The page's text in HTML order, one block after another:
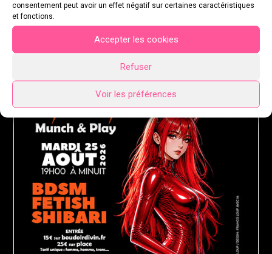
consentement peut avoir un effet négatif sur certaines caractéristiques
et fonctions.
Accepter les cookies
Refuser
Voir les préférences
MARDI 25 AOÛT 2026